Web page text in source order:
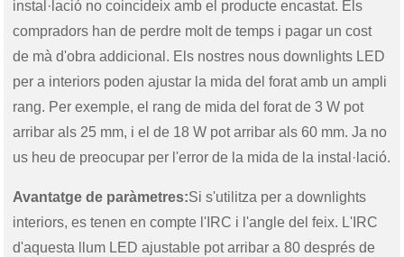
instal·lació no coincideix amb el producte encastat. Els
compradors han de perdre molt de temps i pagar un cost
de mà d'obra addicional. Els nostres nous downlights LED
per a interiors poden ajustar la mida del forat amb un ampli
rang. Per exemple, el rang de mida del forat de 3 W pot
arribar als 25 mm, i el de 18 W pot arribar als 60 mm. Ja no
us heu de preocupar per l'error de la mida de la instal·lació.
Avantatge de paràmetres:Si s'utilitza per a downlights
interiors, es tenen en compte l'IRC i l'angle del feix. L'IRC
d'aquesta llum LED ajustable pot arribar a 80 després de